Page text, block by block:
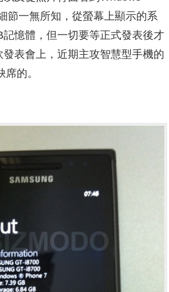
節一無所知，從螢幕上顯示的系
憶體，但一切要等正式發表後才
表會上，近期主攻智慧型手機的
的。